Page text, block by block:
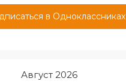
в Одноклассниках
Август 2026